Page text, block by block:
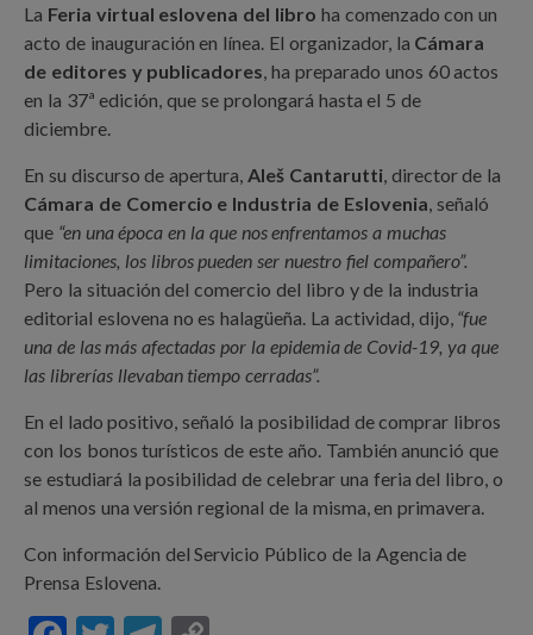
La Feria virtual eslovena del libro ha comenzado con un
acto de inauguración en línea. El organizador, la Cámara
de editores y publicadores, ha preparado unos 60 actos
en la 37ª edición, que se prolongará hasta el 5 de
diciembre.
En su discurso de apertura, Aleš Cantarutti, director de la
Cámara de Comercio e Industria de Eslovenia, señaló
que “en una época en la que nos enfrentamos a muchas
limitaciones, los libros pueden ser nuestro fiel compañero”.
Pero la situación del comercio del libro y de la industria
editorial eslovena no es halagüeña. La actividad, dijo,“fue
una de las más afectadas por la epidemia de Covid-19, ya que
las librerías llevaban tiempo cerradas”.
En el lado positivo, señaló la posibilidad de comprar libros
con los bonos turísticos de este año. También anunció que
se estudiará la posibilidad de celebrar una feria del libro, o
al menos una versión regional de la misma, en primavera.
Con información del Servicio Público de la Agencia de
Prensa Eslovena.